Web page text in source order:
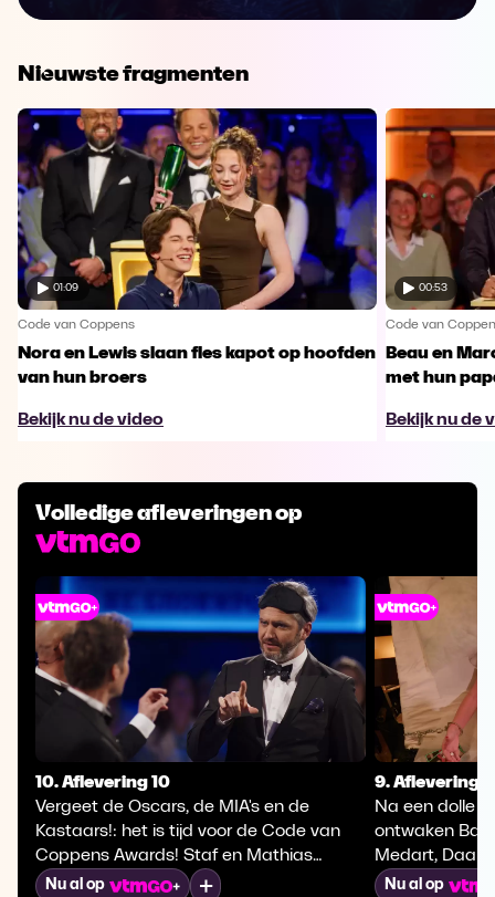
Nieuwste fragmenten
01:09
Code van Coppens
Nora en Lewis slaan fles kapot op hoofden
van hun broers
Bekijk nu de video
00:53
Code van
Beau en
met hun
Bekijk nu de
Volledige afleveringen op
10. Aflevering 10
Vergeet de Oscars, de MIA's en de
Kastaars!: het is tijd voor de Code van
Coppens Awards! Staf en Mathias
huldigen de crème de la crème met
Nu al op
9. Aflevering 9
Na een dolle
ontwaken
Medart, Daan
als kersverse
Nu al op